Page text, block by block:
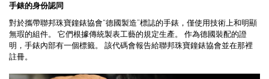
手錶的身份認同
對於攜帶聯邦珠寶鐘錶協會“德國製造”標誌的手錶，僅使用技術上和明顯
無瑕的組件。 它們根據傳統製表工藝的規定生產。 作為德國裝配的證
明，手錶內部有一個標籤。 該代碼會報告給聯邦珠寶鐘錶協會並在那裡
註冊。